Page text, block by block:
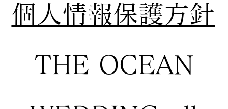
個人情報保護方針
THE OCEAN